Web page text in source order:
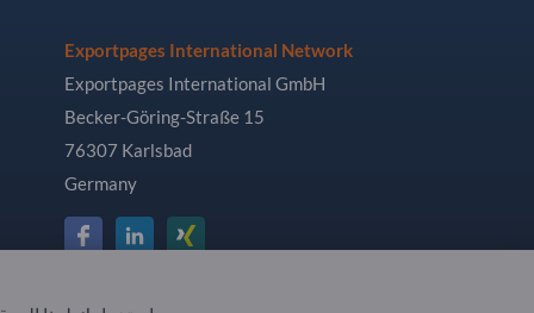
Exportpages International Network
Exportpages International GmbH
Becker-Göring-Straße 15
76307 Karlsbad
Germany